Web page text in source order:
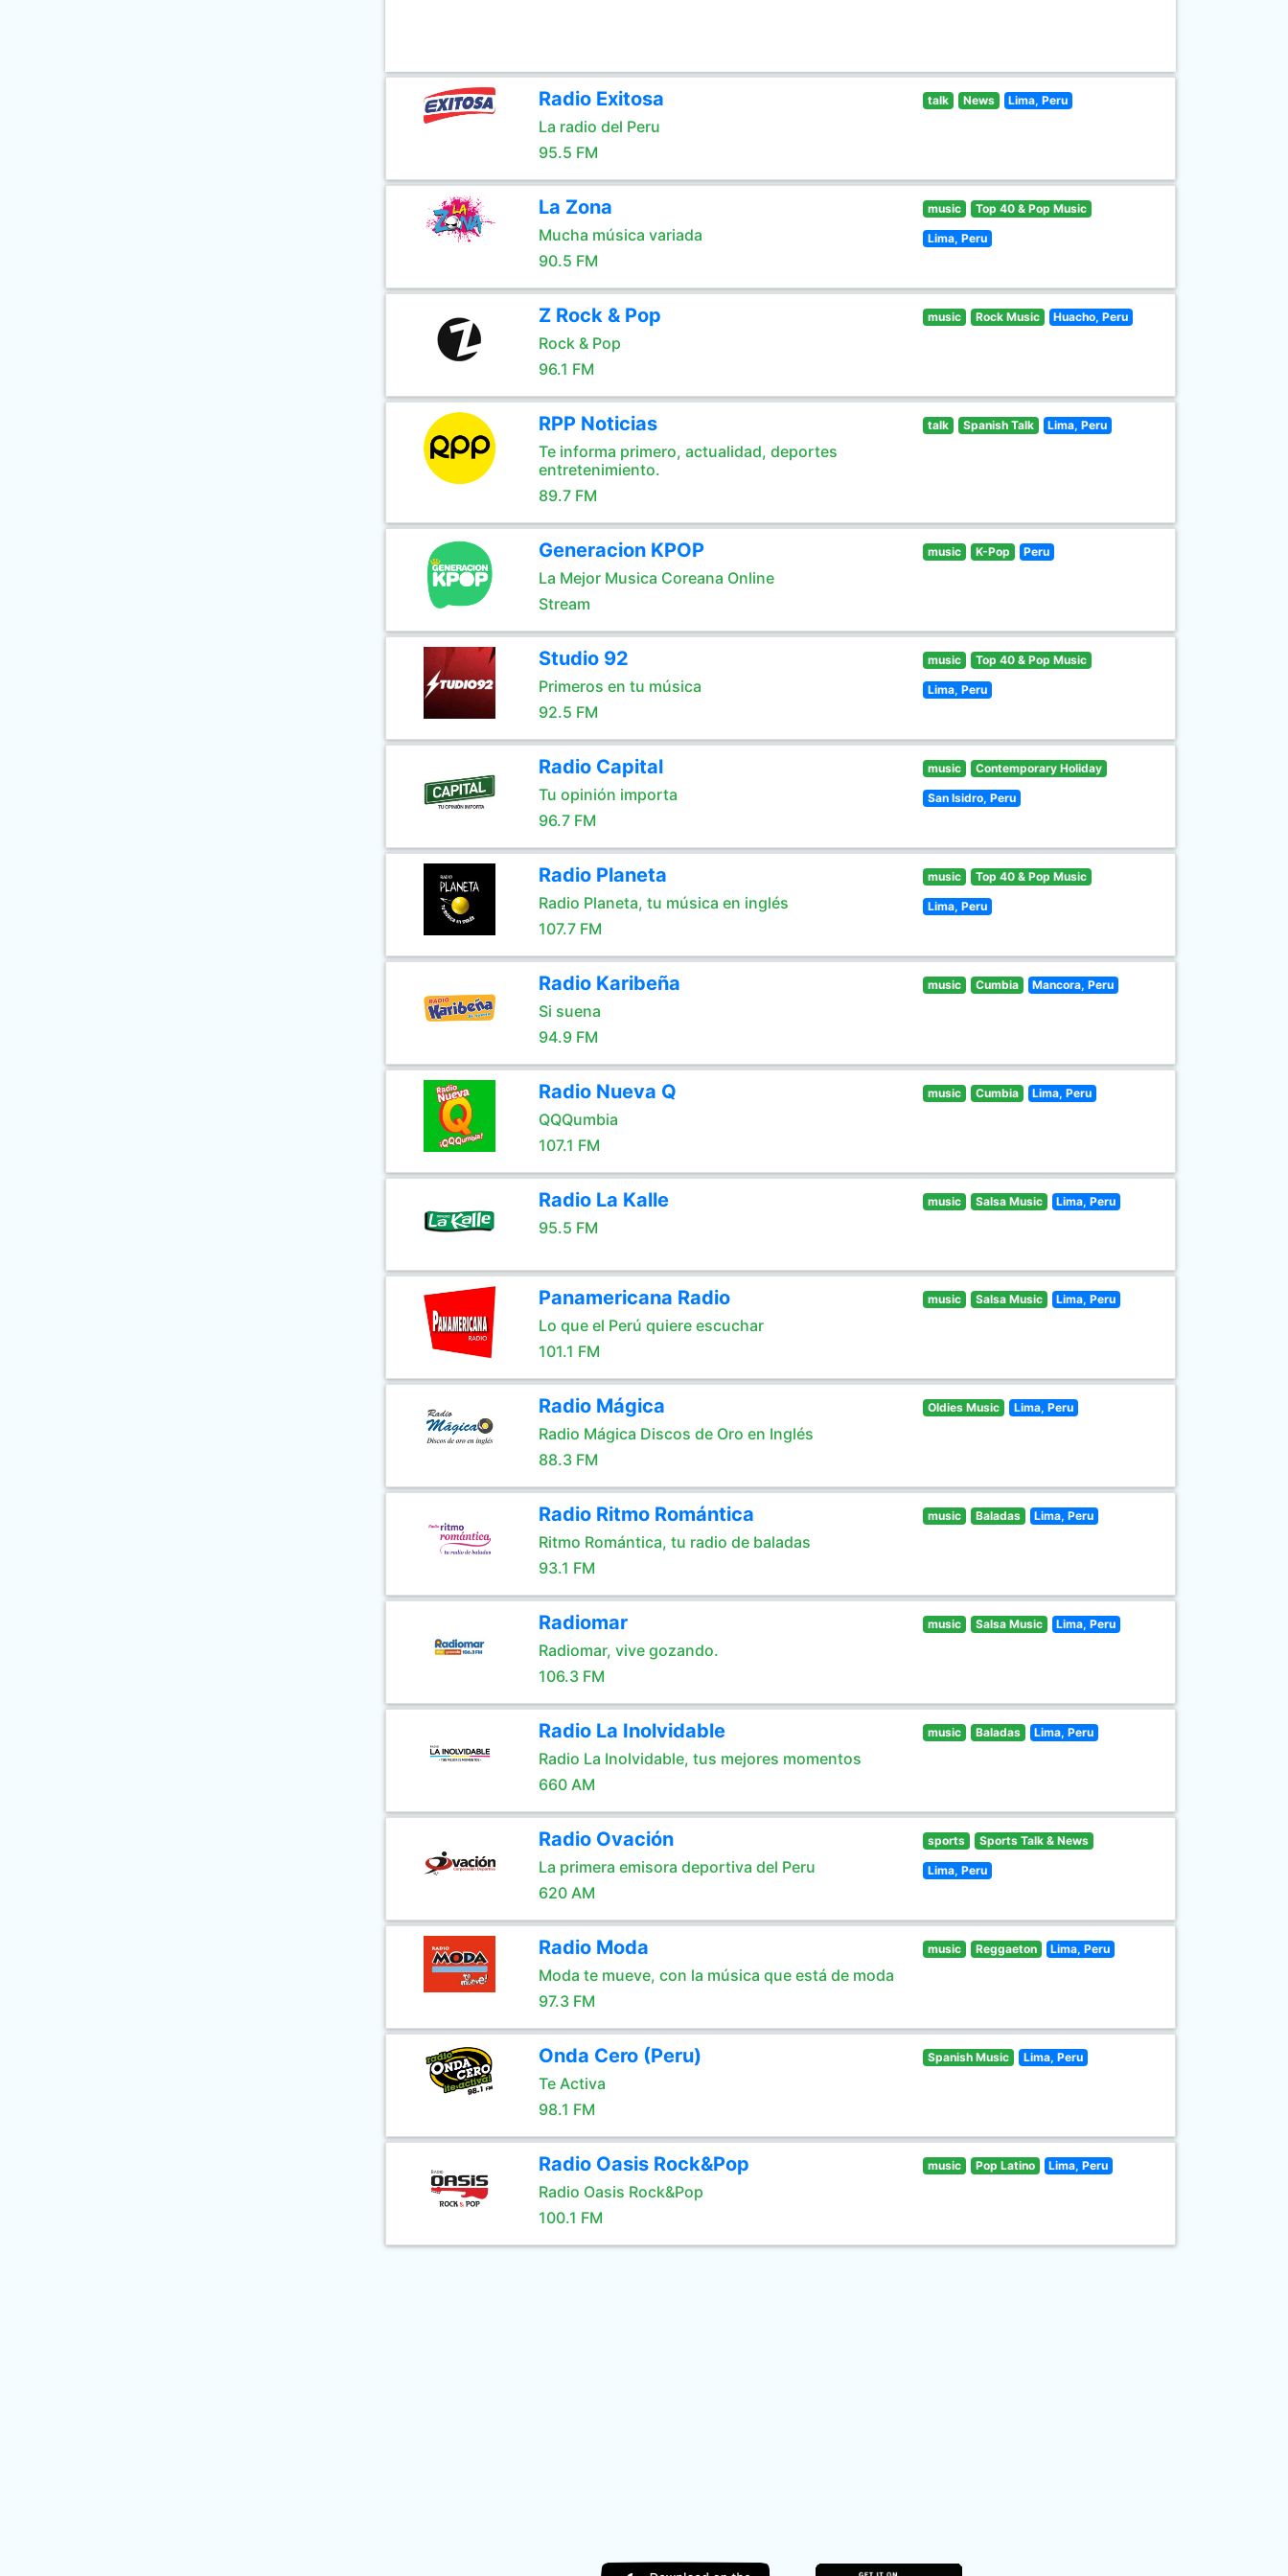
Radio Exitosa
La radio del Peru
95.5 FM
talk News Lima, Peru
La Zona
Mucha música variada
90.5 FM
music Top 40 & Pop Music
Lima, Peru
Z Rock & Pop
Rock & Pop
96.1 FM
music Rock Music Huacho, Peru
RPP Noticias
Te informa primero, actualidad, deportes
entretenimiento.
89.7 FM
talk Spanish Talk Lima, Peru
Generacion KPOP
La Mejor Musica Coreana Online
Stream
music K-Pop Peru
Studio 92
Primeros en tu música
92.5 FM
music Top 40 & Pop Music
Lima, Peru
Radio Capital
Tu opinión importa
96.7 FM
music Contemporary Holiday
San Isidro, Peru
Radio Planeta
Radio Planeta, tu música en inglés
107.7 FM
music Top 40 & Pop Music
Lima, Peru
Radio Karibeña
Si suena
94.9 FM
music Cumbia Mancora, Peru
Radio Nueva Q
QQQumbia
107.1 FM
music Cumbia Lima, Peru
Radio La Kalle
95.5 FM
music Salsa Music Lima, Peru
Panamericana Radio
Lo que el Perú quiere escuchar
101.1 FM
music Salsa Music Lima, Peru
Radio Mágica
Radio Mágica Discos de Oro en Inglés
88.3 FM
Oldies Music Lima, Peru
Radio Ritmo Romántica
Ritmo Romántica, tu radio de baladas
93.1 FM
music Baladas Lima, Peru
Radiomar
Radiomar, vive gozando.
106.3 FM
music Salsa Music Lima, Peru
Radio La Inolvidable
Radio La Inolvidable, tus mejores momentos
660 AM
music Baladas Lima, Peru
Radio Ovación
La primera emisora deportiva del Peru
620 AM
sports Sports Talk & News
Lima, Peru
Radio Moda
Moda te mueve, con la música que está de moda
97.3 FM
music Reggaeton Lima, Peru
Onda Cero (Peru)
Te Activa
98.1 FM
Spanish Music Lima, Peru
Radio Oasis Rock&Pop
Radio Oasis Rock&Pop
100.1 FM
music Pop Latino Lima, Peru